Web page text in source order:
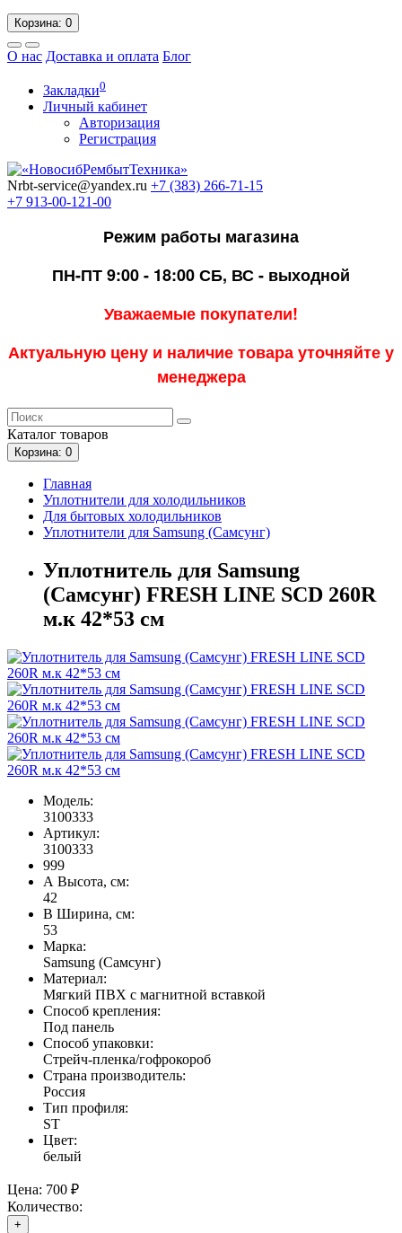
Корзина: 0
О нас Доставка и оплата Блог
Закладки0
Личный кабинет
Авторизация
Регистрация
Nrbt-service@yandex.ru +7 (383) 266-71-15
+7 913-00-121-00
Режим работы магазина
ПН-ПТ 9:00 - 18:00СБ, ВС - выходной
Уважаемые покупатели!
Актуальную цену и наличие товара уточняйте у
менеджера
Каталог товаров
Корзина: 0
Главная
Уплотнители для холодильников
Для бытовых холодильников
Уплотнители для Samsung (Самсунг)
Уплотнитель для Samsung
(Самсунг) FRESH LINE SCD 260R
м.к 42*53 см
Модель:
3100333
Артикул:
3100333
999
А Высота, см:
42
В Ширина, см:
53
Марка:
Samsung (Самсунг)
Материал:
Мягкий ПВХ с магнитной вставкой
Способ крепления:
Под панель
Способ упаковки:
Стрейч-пленка/гофрокороб
Страна производитель:
Россия
Тип профиля:
ST
Цвет:
белый
Цена: 700 ₽
Количество:
+